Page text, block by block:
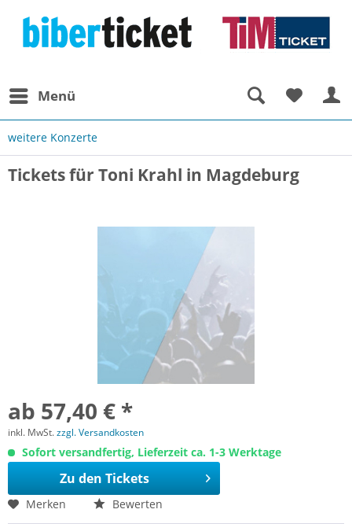
Menü
weitere Konzerte
Tickets für Toni Krahl in Magdeburg
ab 57,40 € *
inkl. MwSt.zzgl. Versandkosten
Sofort versandfertig, Lieferzeit ca. 1-3 Werktage
Zu den Tickets
Merken Bewerten